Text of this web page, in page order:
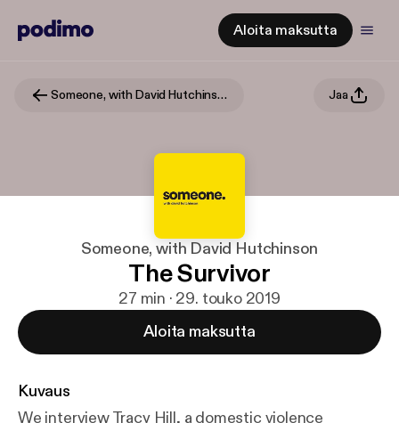
Aloita maksutta
Someone, with David Hutchinson Jaa
Someone, with David Hutchinson
The Survivor
27 min · 29. touko 2019
Aloita maksutta
Kuvaus
We interview Tracy Hill, a domestic violence